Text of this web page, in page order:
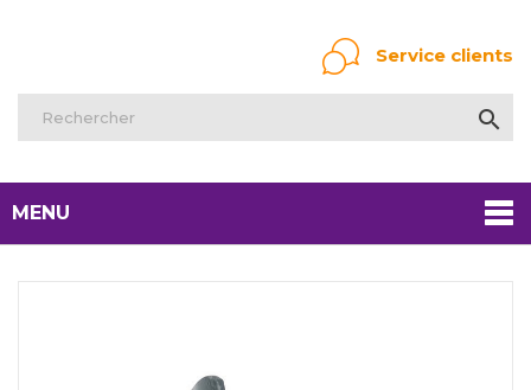
Service clients

MENU